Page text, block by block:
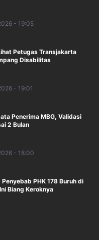
- 19:05
Petugas Transjakarta
Disabilitas
- 19:01
Penerima MBG, Validasi
2 Bulan
- 18:00
PHK 178 Buruh di
Biang Keroknya